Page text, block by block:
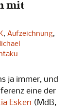
mit
, Aufzeichnung,
ja immer, und
eine der
Esken (MdB,